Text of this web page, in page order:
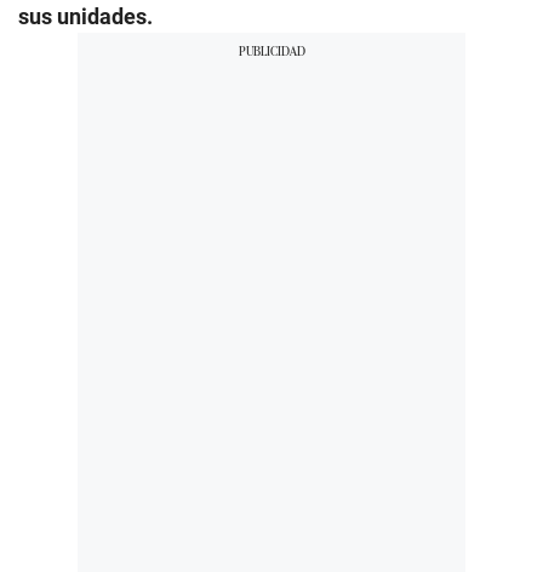
sus unidades.